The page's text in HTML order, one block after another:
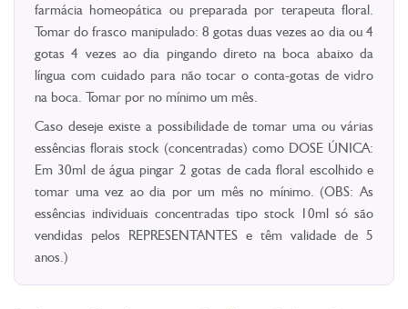
farmácia homeopática ou preparada por terapeuta floral.
Tomar do frasco manipulado: 8 gotas duas vezes ao dia ou 4
gotas 4 vezes ao dia pingando direto na boca abaixo da
língua com cuidado para não tocar o conta-gotas de vidro
na boca. Tomar por no mínimo um mês.
Caso deseje existe a possibilidade de tomar uma ou várias
essências florais stock (concentradas) como DOSE ÚNICA:
Em 30ml de água pingar 2 gotas de cada floral escolhido e
tomar uma vez ao dia por um mês no mínimo. (OBS: As
essências individuais concentradas tipo stock 10ml só são
vendidas pelos REPRESENTANTES e têm validade de 5
anos.)